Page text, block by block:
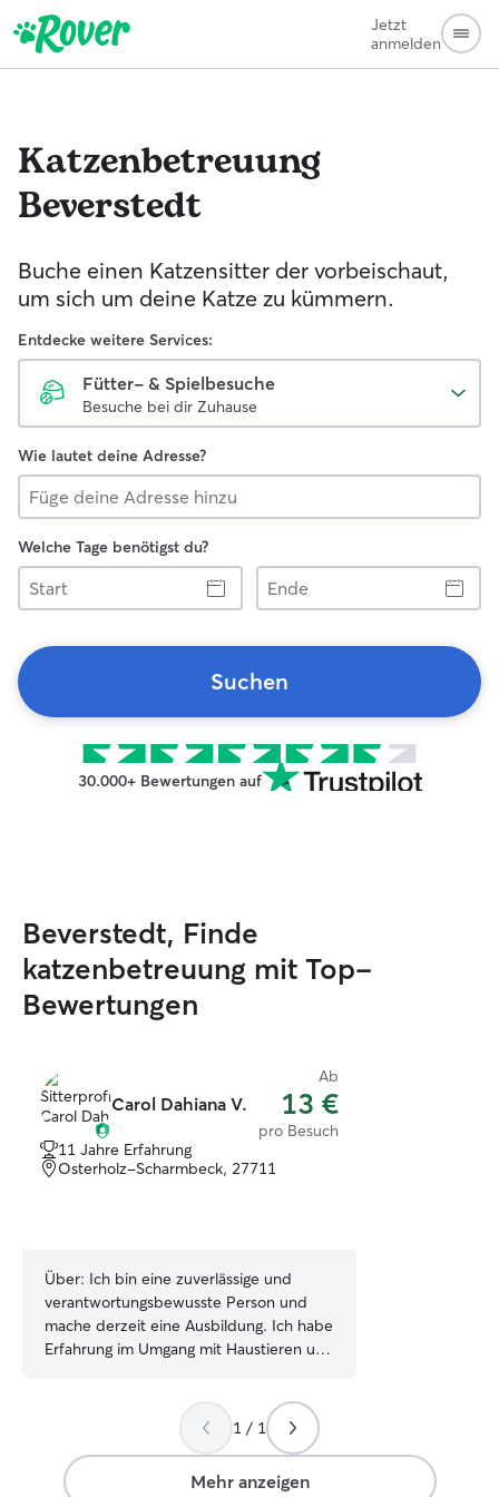
Jetzt
anmelden
Katzenbetreuung
Beverstedt
Buche einen Katzensitter der vorbeischaut,
um sich um deine Katze zu kümmern.
Entdecke weitere Services:
Fütter- & Spielbesuche
Besuche bei dir Zuhause
Wie lautet deine Adresse?
Welche Tage benötigst du?
Start
Ende
Suchen
30.000+ Bewertungen auf
Beverstedt, Finde
katzenbetreuung mit Top-
Bewertungen
Carol Dahiana V.
Ab
13 €
pro Besuch
11 Jahre Erfahrung
Osterholz-Scharmbeck, 27711
Über: Ich bin eine zuverlässige und
verantwortungsbewusste Person und
mache derzeit eine Ausbildung. Ich habe
Erfahrung im Umgang mit Haustieren und
Spanisch, Deutsch spreche ich gut. Zu
meinen Aufgaben können Füttern,
Spazierengehen, Spielen sowie die
allgemeine Betreuung gehören. Zeitlich
1 / 1
Mehr anzeigen